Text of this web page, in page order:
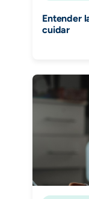
Entender
cuidar